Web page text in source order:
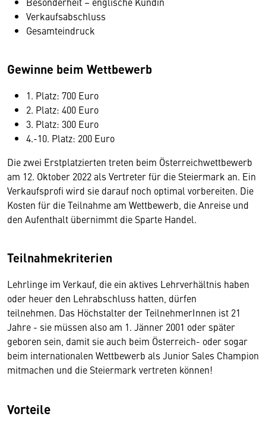
Verkaufsabschluss
Gesamteindruck
Gewinne beim Wettbewerb
1. Platz: 700 Euro
2. Platz: 400 Euro
3. Platz: 300 Euro
4.-10. Platz: 200 Euro
Die zwei Erstplatzierten treten beim Österreichwettbewerb
am 12. Oktober 2022 als Vertreter für die Steiermark an. Ein
Verkaufsprofi wird sie darauf noch optimal vorbereiten. Die
Kosten für die Teilnahme am Wettbewerb, die Anreise und
den Aufenthalt übernimmt die Sparte Handel.
Teilnahmekriterien
Lehrlinge im Verkauf, die ein aktives Lehrverhältnis haben
oder heuer den Lehrabschluss hatten, dürfen
teilnehmen. Das Höchstalter der TeilnehmerInnen ist 21
Jahre - sie müssen also am 1. Jänner 2001 oder später
geboren sein, damit sie auch beim Österreich- oder sogar
beim internationalen Wettbewerb als Junior Sales Champion
mitmachen und die Steiermark vertreten können!
Vorteile